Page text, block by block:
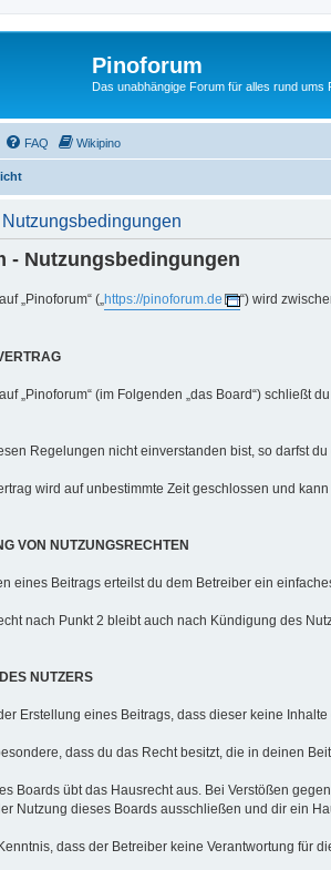
Pinoforum
Das unabhängige Forum für alles rund ums
FAQ Wikipino
- Nutzungsbedingungen
„Pinoforum“ („ https://pinoforum.de “) wird
„Pinoforum“ (im Folgenden „das Board“)
Regelungen nicht einverstanden bist, so darfst
wird auf unbestimmte Zeit geschlossen und
VON NUTZUNGSRECHTEN
eines Beitrags erteilst du dem Betreiber ein
nach Punkt 2 bleibt auch nach Kündigung des
NUTZERS
Erstellung eines Beitrags, dass dieser keine
dass du das Recht besitzt, die in deinen
Boards übt das Hausrecht aus. Bei Verstößen
Nutzung dieses Boards ausschließen und dir ein
dass der Betreiber keine Verantwortung für